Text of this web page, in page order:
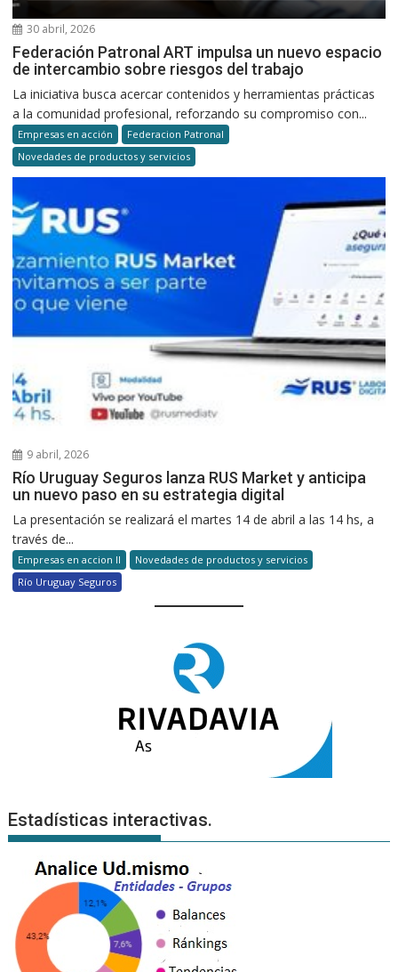
30 abril, 2026
Federación Patronal ART impulsa un nuevo espacio
de intercambio sobre riesgos del trabajo
La iniciativa busca acercar contenidos y herramientas prácticas
a la comunidad profesional, reforzando su compromiso con...
Empresas en acción
Federacion Patronal
Novedades de productos y servicios
9 abril, 2026
Río Uruguay Seguros lanza RUS Market y anticipa
un nuevo paso en su estrategia digital
La presentación se realizará el martes 14 de abril a las 14 hs, a
través de...
Empresas en accion II
Novedades de productos y servicios
Río Uruguay Seguros
Estadísticas interactivas.